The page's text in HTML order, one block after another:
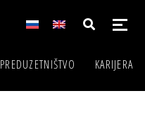
PREDUZETNIŠTVO KARIJERA